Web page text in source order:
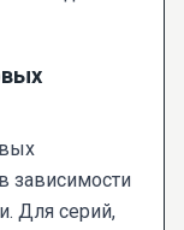
зависимости
Для серий,